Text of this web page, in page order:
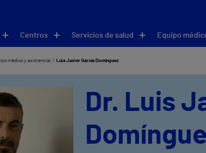
Centros Servicios de salud Equipo
médico y asistencial Luis Javier García Domínguez
Dr. Luis